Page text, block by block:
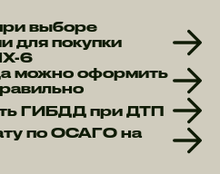
выборе
для покупки
6
можно оформить
ГИБДД при ДТП
по ОСАГО на